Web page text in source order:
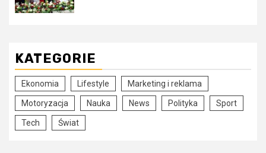
KATEGORIE
Ekonomia Lifestyle Marketing i reklama
Motoryzacja Nauka News Polityka Sport
Tech Świat